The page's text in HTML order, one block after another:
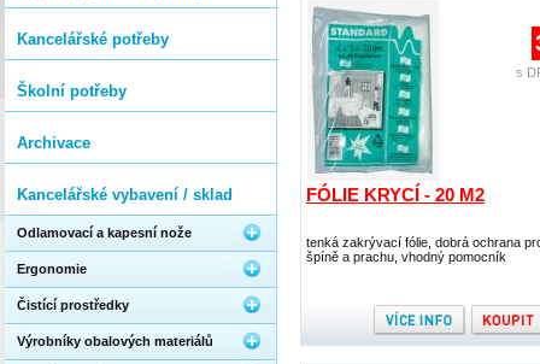
FÓLIE KRYCÍ - 20 M2
tenká zakrývací fólie, dobrá ochrana
špíně a prachu, vhodný pomocník
s
Kancelářské potřeby
Školní potřeby
Archivace
Kancelářské vybavení / sklad
Odlamovací a kapesní nože
Ergonomie
Čistící prostředky
Výrobníky obalových materiálů